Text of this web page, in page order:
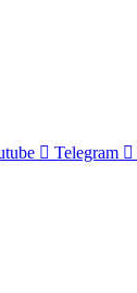
Telegram